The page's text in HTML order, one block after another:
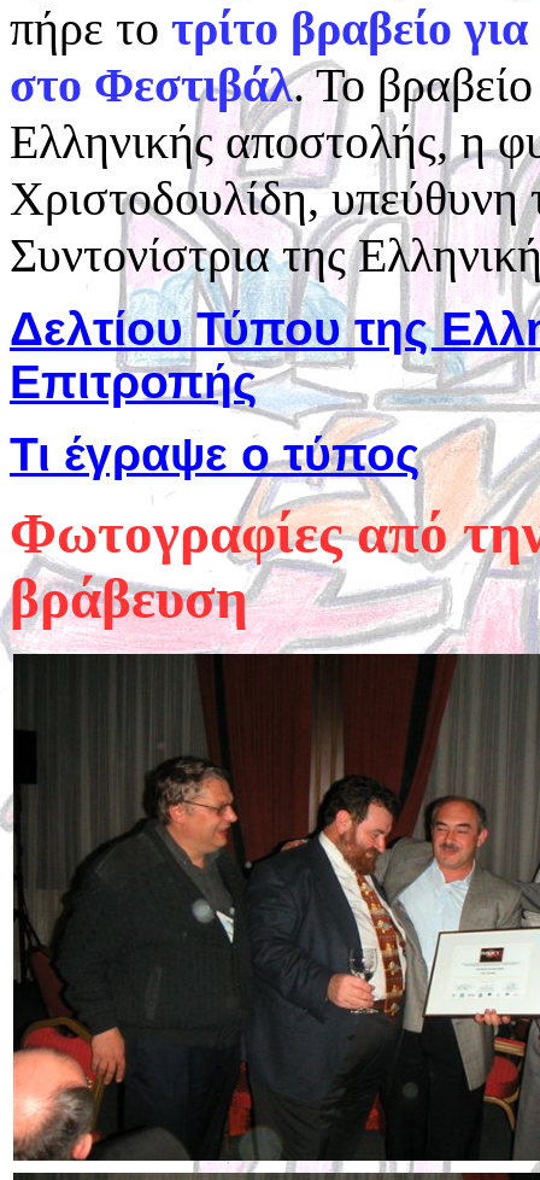
πήρε το τρίτο βραβείο
στο Φεστιβάλ. Το
Ελληνικής αποστολής, η
Χριστοδουλίδη,
Συντονίστρια της
Δελτίου Τύπου της
Επιτροπής
Τι έγραψε ο τύπος
Φωτογραφίες από
βράβευση